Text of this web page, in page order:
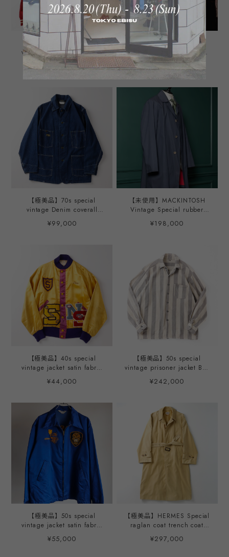
【極美品】50s MHS special
vintage jacket satin fabric
blouson made in USA mint
condition American
college TALON ZIP／ 50年
サテン ジャケット ブルゾン
実寸サイズ46 実寸XL USA
ション
¥38,500
【極美品】70s Carhartt
special vintage coverall
jacket size48 Big size
made in USA one wash
mint condition / 70年代 カ
ーハート ヴィンテージ カバ
ーオール ジャケット ビッグ
サイズ サイズ48 実寸XXL
USA製 ユニオンチケット ミ
ォッシュ
¥154,000
【極美品】70s special
vintage Denim coverall
size40 Big size made in
テージ デニム カバーオール
ジャケット ビッグサイズ サ
イズ40 実寸L 濃紺 USA製
ミントコンディション ワン
ウォッシュ
¥99,000
【未使用】MACKINTOSH
Vintage Special rubber
jacket coat made in
ENGLAND about Size42
スペシャル ヴィンテージ コ
ットン ゴム引き ジャケット
コート 英国製 実寸サイズ
42 L程度 ネイビー ハンドメ
イド デッドストック
¥198,000
【極美品】40s special
vintage jacket satin fabric
blouson made in USA mint
condition／ 1940年代 ヴィ
ジャケット ブルゾン 実寸サ
イズ42 実寸L USA製 マスタ
ードカラー ワッペン 刺繍
ミントコンディション
¥44,000
【極美品】50s special
vintage prisoner jacket Big
size XXL made in USA
heavy cotton herringbone
コットン ヘリンボーン スト
ライプ ビッグサイズ 実寸サ
イズXXL程度 ミントコンデ
ィション USA製
¥242,000
【極美品】50s special
vintage jacket satin fabric
blouson made in USA mint
condition "MILE CLUB"／
¥55,000
【極美品】HERMES Special
raglan coat trench coat
made in France Size48
about XL excellent
¥297,000